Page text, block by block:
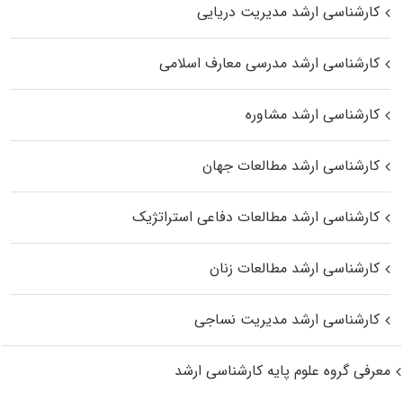
کارشناسی ارشد مدیریت دریایی
کارشناسی ارشد مدرسی معارف اسلامی
کارشناسی ارشد مشاوره
کارشناسی ارشد مطالعات جهان
کارشناسی ارشد مطالعات دفاعی استراتژیک
کارشناسی ارشد مطالعات زنان
کارشناسی ارشد مدیریت نساجی
معرفی گروه علوم پایه کارشناسی ارشد